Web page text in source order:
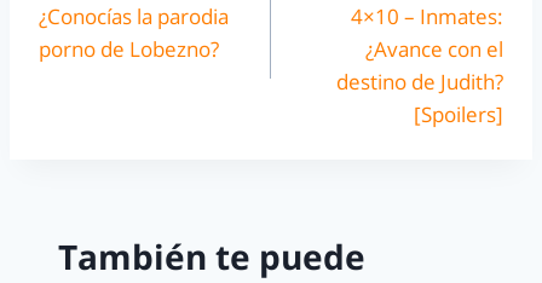
¿Conocías la parodia
porno de Lobezno?
4×10 – Inmates:
¿Avance con el
destino de Judith?
[Spoilers]
También te puede